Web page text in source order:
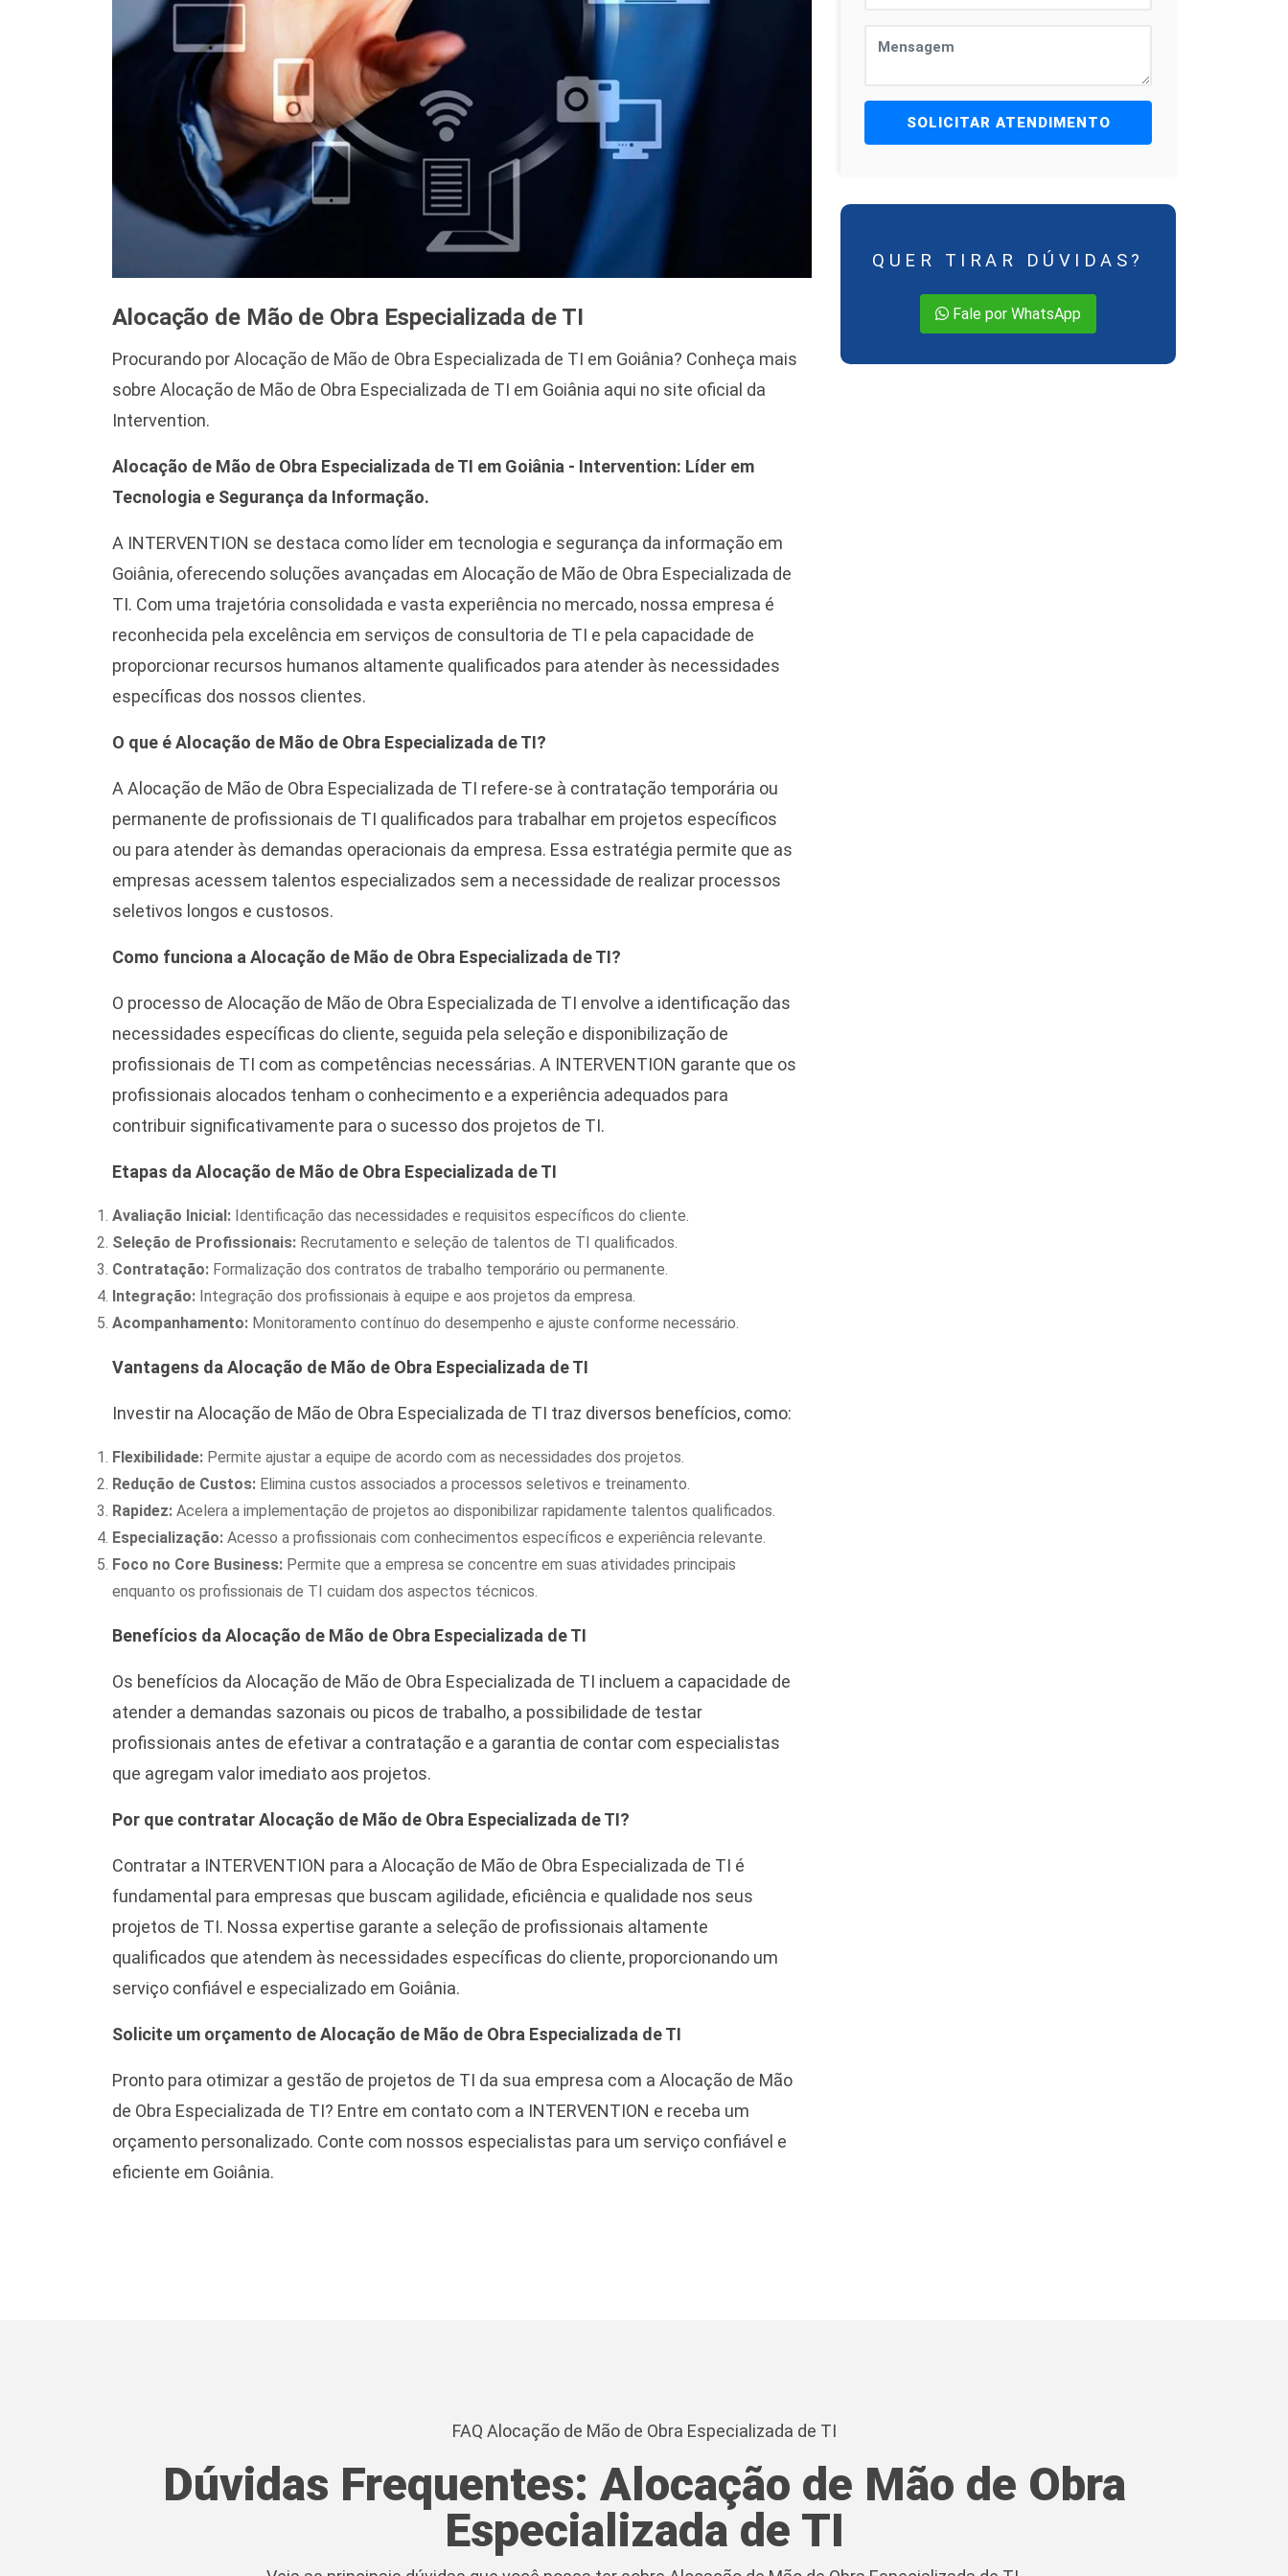
Alocação de Mão de Obra Especializada de TI
Procurando por Alocação de Mão de Obra Especializada de TI em Goiânia? Conheça mais
sobre Alocação de Mão de Obra Especializada de TI em Goiânia aqui no site oficial da
Intervention.
Alocação de Mão de Obra Especializada de TI em Goiânia - Intervention: Líder em
Tecnologia e Segurança da Informação.
A INTERVENTION se destaca como líder em tecnologia e segurança da informação em
Goiânia, oferecendo soluções avançadas em Alocação de Mão de Obra Especializada de
TI. Com uma trajetória consolidada e vasta experiência no mercado, nossa empresa é
reconhecida pela excelência em serviços de consultoria de TI e pela capacidade de
proporcionar recursos humanos altamente qualificados para atender às necessidades
específicas dos nossos clientes.
O que é Alocação de Mão de Obra Especializada de TI?
A Alocação de Mão de Obra Especializada de TI refere-se à contratação temporária ou
permanente de profissionais de TI qualificados para trabalhar em projetos específicos
ou para atender às demandas operacionais da empresa. Essa estratégia permite que as
empresas acessem talentos especializados sem a necessidade de realizar processos
seletivos longos e custosos.
Como funciona a Alocação de Mão de Obra Especializada de TI?
O processo de Alocação de Mão de Obra Especializada de TI envolve a identificação das
necessidades específicas do cliente, seguida pela seleção e disponibilização de
profissionais de TI com as competências necessárias. A INTERVENTION garante que os
profissionais alocados tenham o conhecimento e a experiência adequados para
contribuir significativamente para o sucesso dos projetos de TI.
Etapas da Alocação de Mão de Obra Especializada de TI
Avaliação Inicial: Identificação das necessidades e requisitos específicos do cliente.
Seleção de Profissionais: Recrutamento e seleção de talentos de TI qualificados.
Contratação: Formalização dos contratos de trabalho temporário ou permanente.
Integração: Integração dos profissionais à equipe e aos projetos da empresa.
Acompanhamento: Monitoramento contínuo do desempenho e ajuste conforme necessário.
Vantagens da Alocação de Mão de Obra Especializada de TI
Investir na Alocação de Mão de Obra Especializada de TI traz diversos benefícios, como:
Flexibilidade: Permite ajustar a equipe de acordo com as necessidades dos projetos.
Redução de Custos: Elimina custos associados a processos seletivos e treinamento.
Rapidez: Acelera a implementação de projetos ao disponibilizar rapidamente talentos qualificados.
Especialização: Acesso a profissionais com conhecimentos específicos e experiência relevante.
Foco no Core Business: Permite que a empresa se concentre em suas atividades principais
enquanto os profissionais de TI cuidam dos aspectos técnicos.
Benefícios da Alocação de Mão de Obra Especializada de TI
Os benefícios da Alocação de Mão de Obra Especializada de TI incluem a capacidade de
atender a demandas sazonais ou picos de trabalho, a possibilidade de testar
profissionais antes de efetivar a contratação e a garantia de contar com especialistas
que agregam valor imediato aos projetos.
Por que contratar Alocação de Mão de Obra Especializada de TI?
Contratar a INTERVENTION para a Alocação de Mão de Obra Especializada de TI é
fundamental para empresas que buscam agilidade, eficiência e qualidade nos seus
projetos de TI. Nossa expertise garante a seleção de profissionais altamente
qualificados que atendem às necessidades específicas do cliente, proporcionando um
serviço confiável e especializado em Goiânia.
Solicite um orçamento de Alocação de Mão de Obra Especializada de TI
Pronto para otimizar a gestão de projetos de TI da sua empresa com a Alocação de Mão
de Obra Especializada de TI? Entre em contato com a INTERVENTION e receba um
orçamento personalizado. Conte com nossos especialistas para um serviço confiável e
eficiente em Goiânia.
SOLICITAR ATENDIMENTO
QUER TIRAR DÚVIDAS?
Fale por WhatsApp
FAQ Alocação de Mão de Obra Especializada de TI
Dúvidas Frequentes: Alocação de Mão de Obra
Especializada de TI